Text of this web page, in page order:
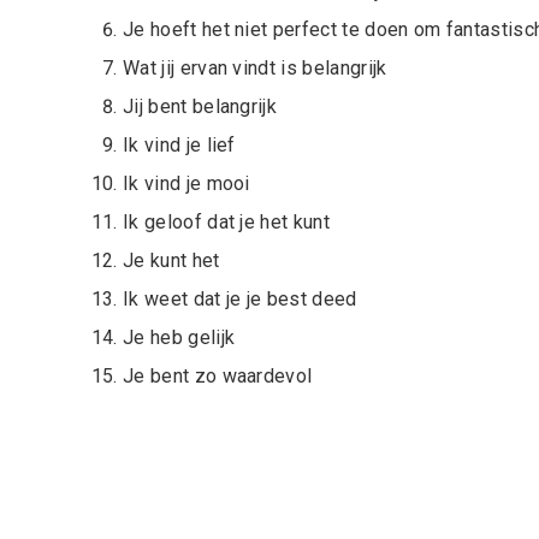
Je hoeft het niet perfect te doen om
Wat jij ervan vindt is belangrijk
Jij bent belangrijk
Ik vind je lief
Ik vind je mooi
Ik geloof dat je het kunt
Je kunt het
Ik weet dat je je best deed
Je heb gelijk
Je bent zo waardevol